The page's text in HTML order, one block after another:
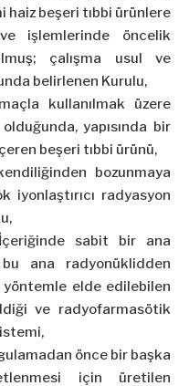
beşeri tıbbi ürünlere
işlemlerinde öncelik
çalışma usul ve
belirlenen Kurulu,
kullanılmak üzere
yapısında bir
beşeri tıbbi ürünü,
bozunmaya
radyasyon
sabit bir ana
ana radyonüklidden
elde edilebilen
ve radyofarmasötik
önce bir başka
için üretilen